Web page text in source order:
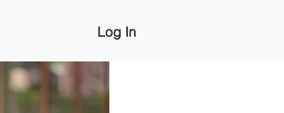
Log In